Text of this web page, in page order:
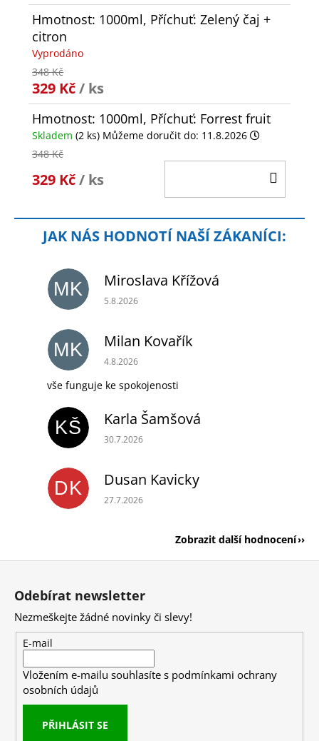
Hmotnost: 1000ml, Příchuť: Zelený čaj +
citron
Vyprodáno
348 Kč
329 Kč/ ks
Hmotnost: 1000ml, Příchuť: Forrest fruit
Skladem (2 ks) Můžeme doručit do: 11.8.2026
348 Kč
329 Kč/ ks
MK Miroslava Křížová
Hodnocení obchodu je 5 z 5 hvězdiček.
5.8.2026
MK Milan Kovařík
Hodnocení obchodu je 5 z 5 hvězdiček.
4.8.2026
vše funguje ke spokojenosti
KŠ Karla Šamšová
Hodnocení obchodu je 5 z 5 hvězdiček.
30.7.2026
DK Dusan Kavicky
Hodnocení obchodu je 5 z 5 hvězdiček.
27.7.2026
Zobrazit další hodnocení
Z
Odebírat newsletter
Nezmeškejte žádné novinky či slevy!
E-mail
Vložením e-mailu souhlasíte s podmínkami ochrany
osobních údajů
PŘIHLÁSIT SE